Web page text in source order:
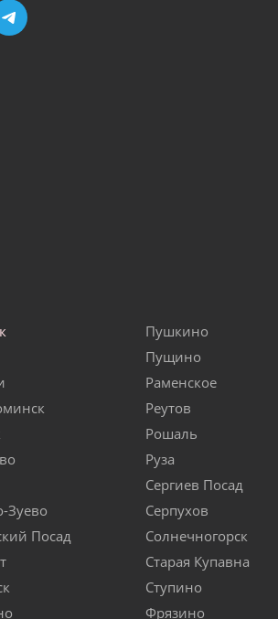
Зуево
Посад
Пушкино
Пущино
Раменское
Реутов
Рошаль
Руза
Сергиев Посад
Серпухов
Солнечногорск
Старая Купавна
Ступино
Фрязино